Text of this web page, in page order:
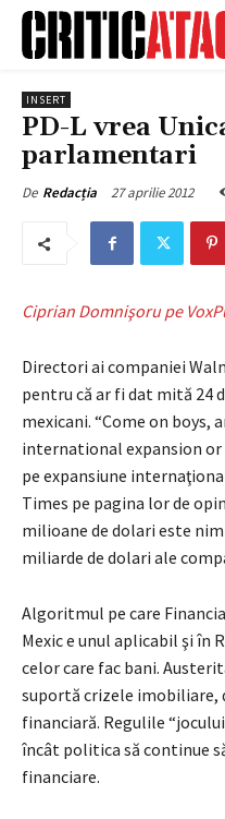
INSERT
PD-L vrea
parlamentari
De Redacția 27 aprilie 2012
Ciprian Domnişoru pe
Directori ai companiei
pentru că ar fi dat mită 24
mexicani. “Come on boys,
international expansion or
pe expansiune
Times pe pagina lor de
milioane de dolari este
miliarde de dolari ale
Algoritmul pe care
Mexic e unul aplicabil şi în
celor care fac bani.
suportă crizele imobiliare,
financiară. Regulile
încât politica să continue
financiare.